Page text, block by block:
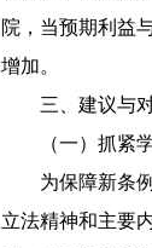
院，当预期利益
增加。
三、建议与
（一）抓紧学
为保障新条例
立法精神和主要